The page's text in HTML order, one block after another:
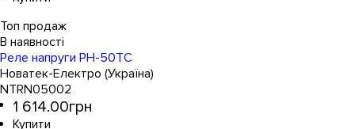
Топ продаж
Реле напруги РН-50TC
Новатек-Електро (Україна)
NTRN05002
1 614.00грн